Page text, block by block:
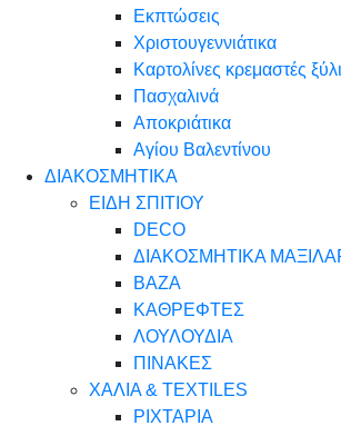
Εκπτώσεις
Χριστουγεννιάτικα
Καρτολίνες κρεμαστές
Πασχαλινά
Αποκριάτικα
Αγίου Βαλεντίνου
ΔΙΑΚΟΣΜΗΤΙΚΑ
ΕΙΔΗ ΣΠΙΤΙΟΥ
DECO
ΔΙΑΚΟΣΜΗΤΙΚΑ
ΒΑΖΑ
ΚΑΘΡΕΦΤΕΣ
ΛΟΥΛΟΥΔΙΑ
ΠΙΝΑΚΕΣ
ΧΑΛΙΑ & TEXTILES
ΡΙΧΤΑΡΙΑ